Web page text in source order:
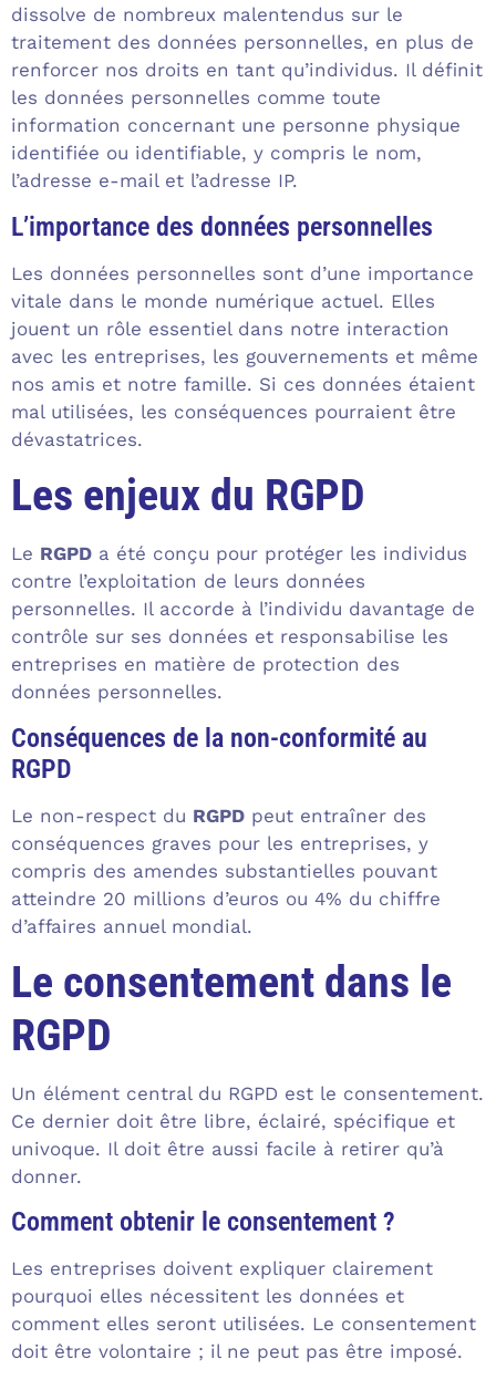
dissolve de nombreux malentendus sur le
traitement des données personnelles, en plus de
renforcer nos droits en tant qu’individus. Il définit
les données personnelles comme toute
information concernant une personne physique
identifiée ou identifiable, y compris le nom,
l’adresse e-mail et l’adresse IP.
L’importance des données personnelles
Les données personnelles sont d’une importance
vitale dans le monde numérique actuel. Elles
jouent un rôle essentiel dans notre interaction
avec les entreprises, les gouvernements et même
nos amis et notre famille. Si ces données étaient
mal utilisées, les conséquences pourraient être
dévastatrices.
Les enjeux du RGPD
Le RGPD a été conçu pour protéger les individus
contre l’exploitation de leurs données
personnelles. Il accorde à l’individu davantage de
contrôle sur ses données et responsabilise les
entreprises en matière de protection des
données personnelles.
Conséquences de la non-conformité au
RGPD
Le non-respect du RGPD peut entraîner des
conséquences graves pour les entreprises, y
compris des amendes substantielles pouvant
atteindre 20 millions d’euros ou 4% du chiffre
d’affaires annuel mondial.
Le consentement dans le
RGPD
Un élément central du RGPD est le consentement.
Ce dernier doit être libre, éclairé, spécifique et
univoque. Il doit être aussi facile à retirer qu’à
donner.
Comment obtenir le consentement ?
Les entreprises doivent expliquer clairement
pourquoi elles nécessitent les données et
comment elles seront utilisées. Le consentement
doit être volontaire ; il ne peut pas être imposé.